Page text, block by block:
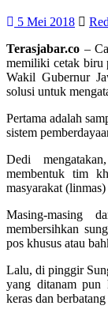
5 Mei 2018
Terasjabar.co –
memiliki cetak biru
Wakil Gubernur
solusi untuk
Pertama adalah
sistem
Dedi
membentuk tim
masyarakat
Masing-masing
membersihkan
pos khusus atau
Lalu, di pinggir
yang ditanam pun
keras dan